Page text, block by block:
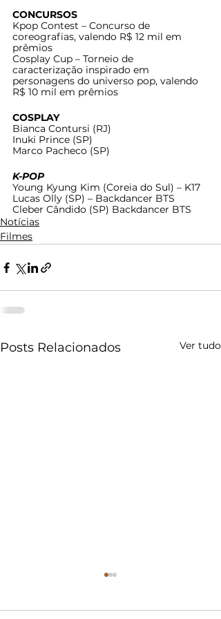
CONCURSOS
Kpop Contest – Concurso de
coreografias, valendo R$ 12 mil em
prêmios
Cosplay Cup – Torneio de
caracterização inspirado em
personagens do universo pop, valendo
R$ 10 mil em prêmios
COSPLAY
Bianca Contursi (RJ)
Inuki Prince (SP)
Marco Pacheco (SP)
K-POP
Young Kyung Kim (Coreia do Sul) – K17
Lucas Olly (SP) – Backdancer BTS
Cleber Cândido (SP) Backdancer BTS
Notícias
Filmes
Posts Relacionados Ver tudo